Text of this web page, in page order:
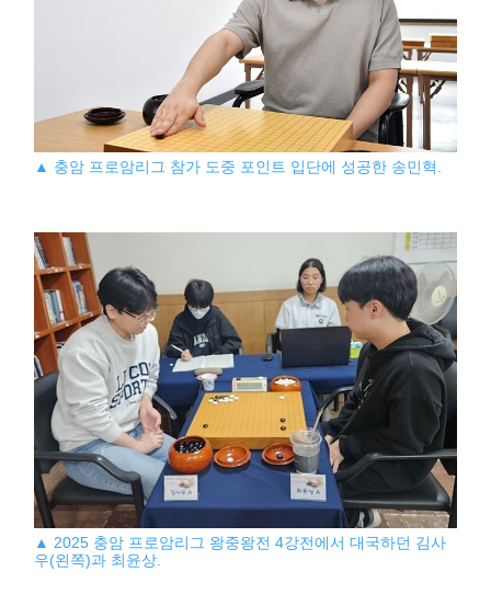
▲ 충암 프로암리그 참가 도중 포인트 입단에 성공한 송민혁.
▲ 2025 충암 프로암리그 왕중왕전 4강전에서 대국하던 김사
우(왼쪽)과 최윤상.